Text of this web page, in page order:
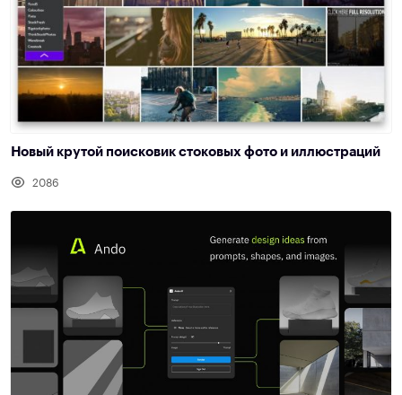
Новый крутой поисковик стоковых фото и иллюстраций
2086